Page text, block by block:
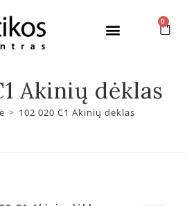
0
Akinių dėklas
> 102 020 C1 Akinių dėklas